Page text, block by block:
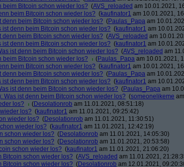
beim Bitcoin schon wieder los? (AVS_reloaded am 10.01.2021,
beim Bitcoin schon wieder los? (kaufinator1 am 10.01.2021,
denn beim Bitcoin schon wieder los? (Paulas_Papa am
ist denn beim Bitcoin schon wieder los? (kaufinator1 am
denn beim Bitcoin schon wieder los? (AVS_reloaded am
ist denn beim Bitcoin schon wieder los? (kaufinator1 am
ist denn beim Bitcoin schon wieder los? (AVS_reloaded am
beim Bitcoin schon wieder los?
(Paulas_Papa am 10.01.2021,
beim Bitcoin schon wieder los? (kaufinator1 am 10.01.2021,
denn beim Bitcoin schon wieder los? (Paulas_Papa am
ist denn beim Bitcoin schon wieder los? (kaufinator1 am
ist denn beim Bitcoin schon wieder los? (Paulas_Papa am
Was ist denn beim Bitcoin schon wieder los? (someonelikeme
los?
(Desolationrob am 11.01.2021, 08:51:18)
los? (kaufinator1 am 11.01.2021, 09:25:42)
wieder los? (Desolationrob am 11.01.2021, 11:30:51)
wieder los? (kaufinator1 am 11.01.2021, 12:42:19)
schon wieder los? (Desolationrob am 11.01.2021, 14:05:30)
schon wieder los? (Desolationrob am 11.01.2021, 20:53:58)
schon wieder los? (kaufinator1 am 11.01.2021, 21:06:20)
Bitcoin schon wieder los? (AVS_reloaded am 11.01.2021,
Bitcoin schon wieder los? (Desolationrob am 12.01.2021,